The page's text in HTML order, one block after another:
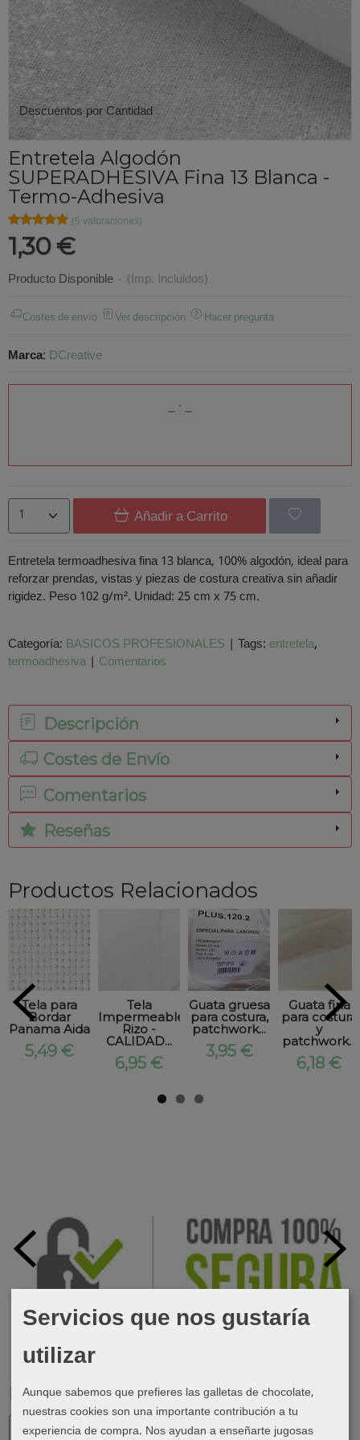
Marcas
Descuentos por Cantidad
Entretela Algodón
SUPERADHESIVA Fina 13 Blanca -
Termo-Adhesiva
★★★★★
★★★★★ (5 valoraciones)
1,30 €
Producto Disponible - (Imp. Incluidos)
Costes de envío Ver descripción Hacer pregunta
Marca: DCreative
Añadir a Carrito
Entretela termoadhesiva fina 13 blanca, 100% algodón, ideal para
reforzar prendas, vistas y piezas de costura creativa sin añadir
rigidez. Peso 102 g/m². Unidad: 25 cm x 75 cm.
Categoría: BASICOS PROFESIONALES | Tags: entretela
termoadhesiva | Comentarios
Descripción
Costes de Envío
Comentarios
Reseñas
Productos Relacionados
Tela para
Bordar
Panama Aida
5,49 €
Tela
Impermeable
Rizo -
CALIDAD...
6,95 €
Guata gruesa
para costura,
patchwork...
3,95 €
Guata fina
para costura
y
patchwork...
6,18 €
Servicios que nos gustaría
utilizar
Aunque sabemos que prefieres las galletas de chocolate,
nuestras cookies son una importante contribución a tu
experiencia de compra. Nos ayudan a enseñarte jugosas